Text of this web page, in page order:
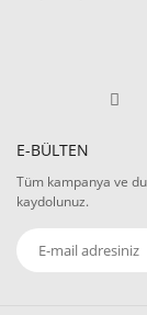
E-BÜLTEN
Tüm kampanya ve
kaydolunuz.